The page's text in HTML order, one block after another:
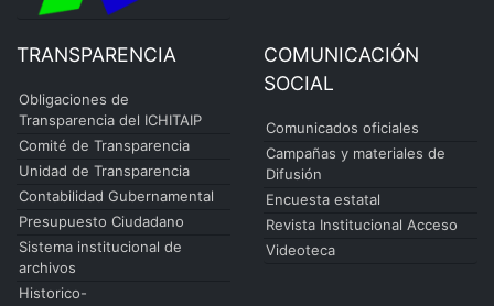
TRANSPARENCIA
Obligaciones de
Transparencia del ICHITAIP
Comité de Transparencia
Unidad de Transparencia
Contabilidad Gubernamental
Presupuesto Ciudadano
Sistema institucional de
archivos
Historico-
COMUNICACIÓN
SOCIAL
Comunicados oficiales
Campañas y materiales de
Difusión
Encuesta estatal
Revista Institucional Acceso
Videoteca